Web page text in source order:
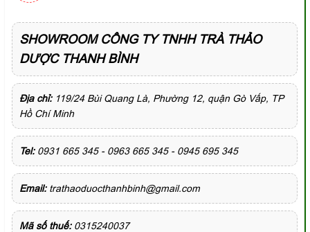
SHOWROOM CÔNG TY TNHH TRÀ THẢO
DƯỢC THANH BÌNH
Địa chỉ: 119/24 Bùi Quang Là, Phường 12, quận Gò Vấp, TP
Hồ Chí Minh
Tel:0931 665 345 - 0963 665 345 - 0945 695 345
Email:trathaoduocthanhbinh@gmail.com
Mã số thuế: 0315240037